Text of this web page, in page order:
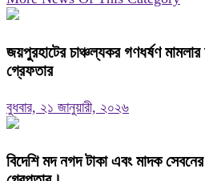
জয়পুরহাটের চাঞ্চল্যকর গণধর্ষণ
গ্রেফতার
বুধবার, ২১ জানুয়ারী, ২০২৬
বিদেশি মদ নগদ টাকা এবং মাদক